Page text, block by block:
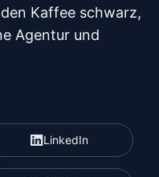
Kaffee schwarz,
Agentur und
LinkedIn